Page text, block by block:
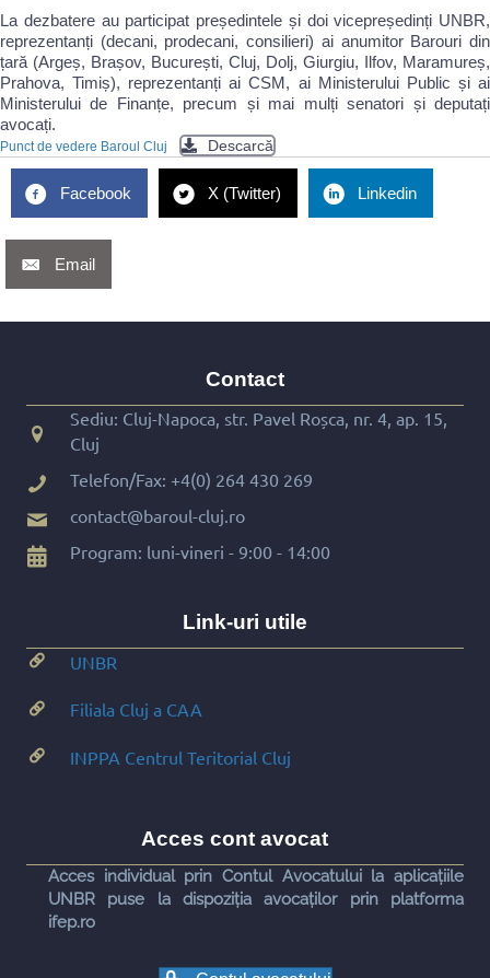
La dezbatere au participat președintele și doi vicepreședinți UNBR,
reprezentanți (decani, prodecani, consilieri) ai anumitor Barouri din
țară (Argeș, Brașov, București, Cluj, Dolj, Giurgiu, Ilfov, Maramureș,
Prahova, Timiș), reprezentanți ai CSM, ai Ministerului Public și ai
Ministerului de Finanțe, precum și mai mulți senatori și deputați
avocați.
Punct de vedere Baroul Cluj Descarcă
Facebook X (Twitter) Linkedin
Email
Contact
Sediu: Cluj-Napoca, str. Pavel Roșca, nr. 4, ap. 15,
Cluj
Telefon/Fax: +4(0) 264 430 269
contact@baroul-cluj.ro
Program: luni-vineri - 9:00 - 14:00
Link-uri utile
UNBR
Filiala Cluj a CAA
INPPA Centrul Teritorial Cluj
Acces cont avocat
Acces individual prin Contul Avocatului la aplicațiile
UNBR puse la dispoziția avocaților prin platforma
ifep.ro